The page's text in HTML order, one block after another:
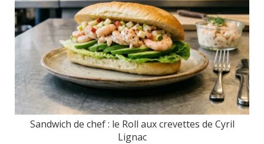
Sandwich de chef : le Roll aux crevettes de Cyril
Lignac